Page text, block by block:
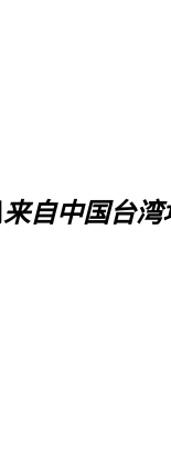
来自中国台湾